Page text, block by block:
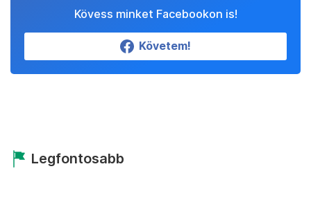
Kövess minket Facebookon is!
Követem!
Legfontosabb